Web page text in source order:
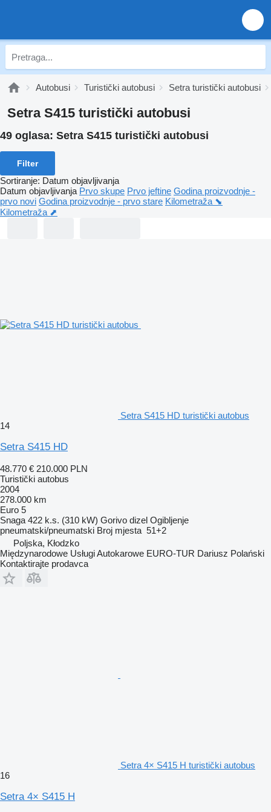
Autobusi Turistički autobusi Setra turistički autobusi
Setra S415 turistički autobusi
49 oglasa: Setra S415 turistički autobusi
Filter
Sortiranje: Datum objavljivanja
Datum objavljivanja Prvo skupe Prvo jeftine Godina proizvodnje -
prvo novi Godina proizvodnje - prvo stare Kilometraža ⬊
Kilometraža ⬈
Setra S415 HD turistički autobus
14
Setra S415 HD
48.770 € 210.000 PLN
Turistički autobus
2004
278.000 km
Euro 5
Snaga 422 k.s. (310 kW) Gorivo dizel Ogibljenje
pneumatski/pneumatski Broj mjesta 51+2
Poljska, Kłodzko
Międzynarodowe Usługi Autokarowe EURO-TUR Dariusz Polański
Kontaktirajte prodavca
Setra 4× S415 H turistički autobus
16
Setra 4× S415 H